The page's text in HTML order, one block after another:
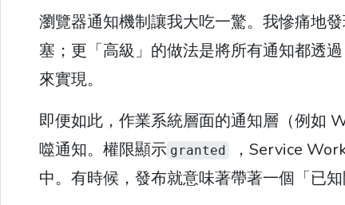
瀏覽器通知機制讓我大吃一驚。我慘痛地
塞；更「高級」的做法是將所有通知都透
來實現。
即便如此，作業系統層面的通知層（例如
噬通知。權限顯示 granted
，Service
中。有時候，發布就意味著帶著一個「已